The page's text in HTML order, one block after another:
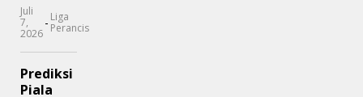
Juli
7,
2026
- Liga
Perancis
Prediksi
Piala